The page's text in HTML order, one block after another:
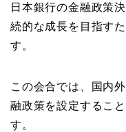
日本銀行の金融政策
続的な成長を目指す
す。
この会合では、国内
融政策を設定するこ
す。